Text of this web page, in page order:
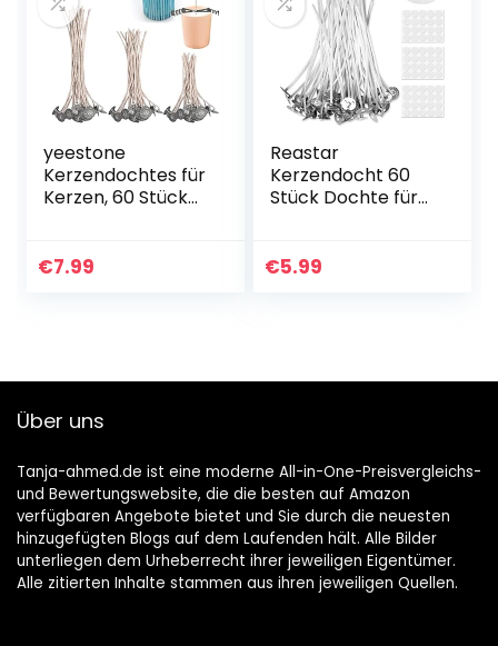
yeestone
Kerzendochtes für
Kerzen, 60 Stück
Kerzendocht
€7.99
Reastar
Kerzendocht 60
Stück Dochte für
Kerzen mit 60
€5.99
Über uns
Tanja-ahmed.de ist eine moderne All-in-One-Preisvergleichs-
und Bewertungswebsite, die die besten auf Amazon
verfügbaren Angebote bietet und Sie durch die neuesten
hinzugefügten Blogs auf dem Laufenden hält. Alle Bilder
unterliegen dem Urheberrecht ihrer jeweiligen Eigentümer.
Alle zitierten Inhalte stammen aus ihren jeweiligen Quellen.